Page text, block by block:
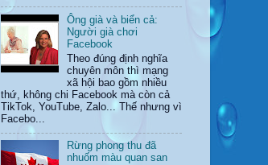
Ông già và biển cả:
Người già chơi
Facebook
Theo đúng định nghĩa
chuyên môn thì mạng
xã hội bao gồm nhiều
thứ, không chi Facebook mà còn cả
TikTok, YouTube, Zalo... Thế nhưng vì
Facebo...
Rừng phong thu đã
nhuốm màu quan san